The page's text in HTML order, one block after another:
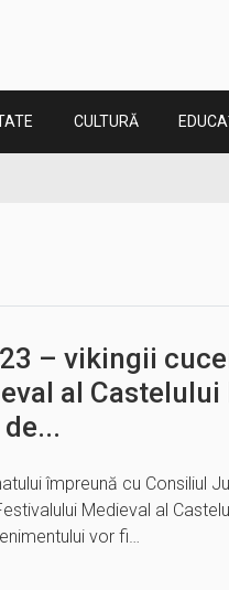
CULTURĂ
– vikingii
al
împreună cu Consiliul
Medieval al
vor fi…